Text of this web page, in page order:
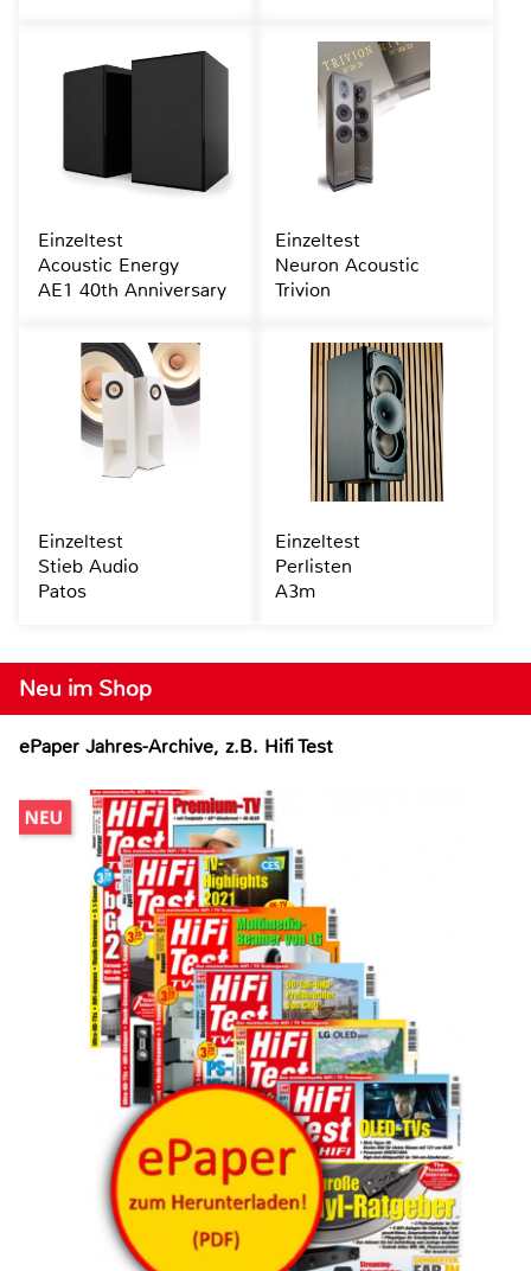
Neu im Shop
ePaper Jahres-Archive, z.B. Hifi Test
Einzeltest
Acoustic Energy
AE1 40th Anniversary
Einzeltest
Neuron Acoustic
Trivion
Einzeltest
Stieb Audio
Patos
Einzeltest
Perlisten
A3m